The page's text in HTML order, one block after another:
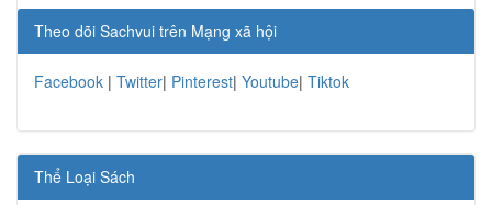
Theo dõi Sachvui trên Mạng xã hội
Facebook | Twitter| Pinterest| Youtube| Tiktok
Thể Loại Sách